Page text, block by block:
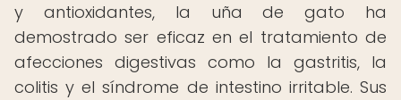
y antioxidantes, la uña de gato ha
demostrado ser eficaz en el tratamiento de
afecciones digestivas como la gastritis, la
colitis y el síndrome de intestino irritable. Sus